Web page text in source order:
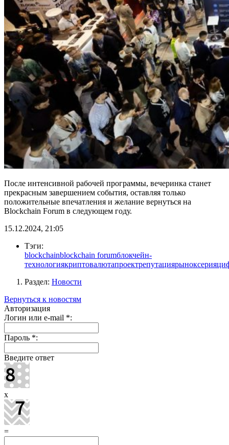
После интенсивной рабочей программы, вечеринка станет
прекрасным завершением события, оставляя только
положительные впечатления и желание вернуться на
Blockchain Forum в следующем году.
15.12.2024, 21:05
Тэги:
blockchainblockchain forumблокчейн-
технологиякриптовалютапроектрепутациярыноксерия
Раздел: Новости
Вернуться к новостям
Авторизация
Логин или e-mail *:
Пароль *:
Введите ответ
x
=